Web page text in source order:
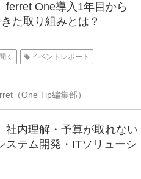
ferret One導入1年目から
た取り組みとは？
く イベントレポート
（One Tip編集部）
社内理解・予算が取れない
ステム開発・ITソリューシ